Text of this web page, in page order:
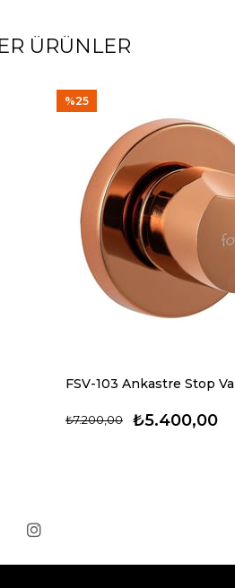
ÜRÜNLER
FSV-103 Ankastre Stop
₺5.400,00
₺7.200,00
%25